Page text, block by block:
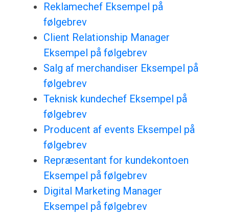
Reklamechef Eksempel på
følgebrev
Client Relationship Manager
Eksempel på følgebrev
Salg af merchandiser Eksempel på
følgebrev
Teknisk kundechef Eksempel på
følgebrev
Producent af events Eksempel på
følgebrev
Repræsentant for kundekontoen
Eksempel på følgebrev
Digital Marketing Manager
Eksempel på følgebrev